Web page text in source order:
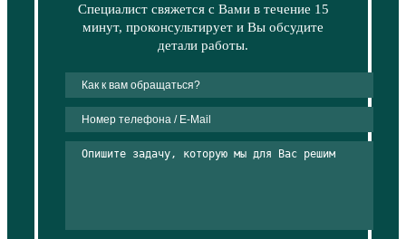
Специалист свяжется с Вами в течение 15
минут, проконсультирует и Вы обсудите
детали работы.